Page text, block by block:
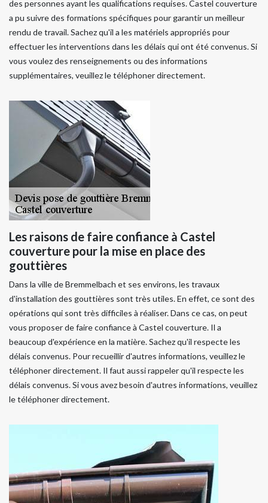
des personnes ayant les qualifications requises. Castel couverture
a pu suivre des formations spécifiques pour garantir un meilleur
rendu de travail. Sachez qu'il a les matériels appropriés pour
effectuer les interventions dans les délais qui ont été convenus. Si
vous voulez des renseignements ou des informations
supplémentaires, veuillez le téléphoner directement.
Les raisons de faire confiance à Castel
couverture pour la mise en place des
gouttières
Dans la ville de Bremmelbach et ses environs, les travaux
d'installation des gouttières sont très utiles. En effet, ce sont des
opérations qui sont très difficiles à réaliser. Dans ce cas, on peut
vous proposer de faire confiance à Castel couverture. Il a
beaucoup d'expérience en la matière. Sachez qu'il respecte les
délais convenus. Pour recueillir d'autres informations, veuillez le
téléphoner directement. Il faut aussi rappeler qu'il respecte les
délais convenus. Si vous avez besoin d'autres informations, veuillez
le téléphoner directement.